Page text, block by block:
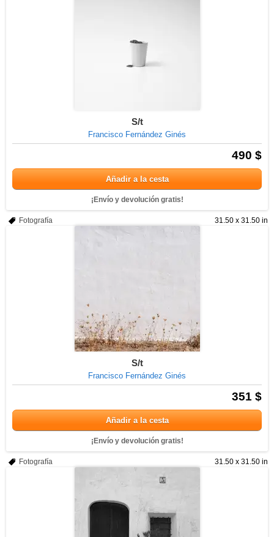
S/t
Francisco Fernández Ginés
490 $
Añadir a la cesta
¡Envío y devolución gratis!
31.50 x 31.50 in
Fotografía
S/t
Francisco Fernández Ginés
351 $
Añadir a la cesta
¡Envío y devolución gratis!
31.50 x 31.50 in
Fotografía